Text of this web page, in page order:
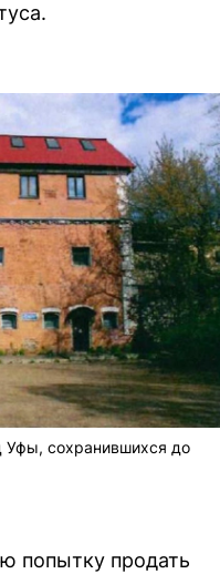
Уфы, сохранившихся до
попытку продать